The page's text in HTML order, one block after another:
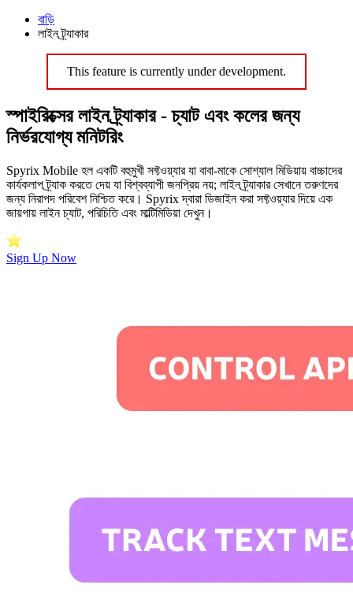
বাড়ি
লাইন ট্র্যাকার
This feature is currently under development.
স্পাইরিক্সের লাইন ট্র্যাকার - চ্যাট এবং কলের জন্য
নির্ভরযোগ্য মনিটরিং
Spyrix Mobile হল একটি বহুমুখী সফ্টওয়্যার যা বাবা-মাকে সোশ্যাল মিডিয়ায় বাচ্চাদের
কার্যকলাপ ট্র্যাক করতে দেয় যা বিশ্বব্যাপী জনপ্রিয় নয়; লাইন ট্র্যাকার সেখানে তরুণদের
জন্য নিরাপদ পরিবেশ নিশ্চিত করে। Spyrix দ্বারা ডিজাইন করা সফ্টওয়্যার দিয়ে এক
জায়গায় লাইন চ্যাট, পরিচিতি এবং মাল্টিমিডিয়া দেখুন।
Sign Up Now